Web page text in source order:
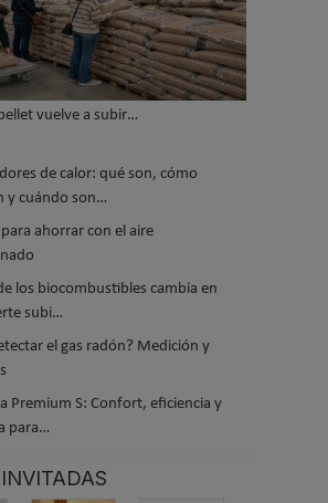
vuelve a subir…
de calor: qué son, cómo
y cuándo son…
ahorrar con el aire
los biocombustibles cambia en
subi…
el gas radón? Medición y
Premium S: Confort, eficiencia y
para…